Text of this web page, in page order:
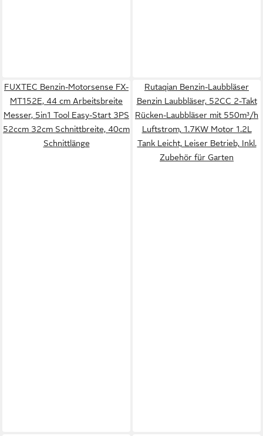
FUXTEC Benzin-Motorsense FX-
MT152E, 44 cm Arbeitsbreite
Messer, 5in1 Tool Easy-Start 3PS
52ccm 32cm Schnittbreite, 40cm
Schnittlänge
Rutaqian Benzin-Laubbläser
Benzin Laubbläser, 52CC 2-Takt
Rücken-Laubbläser mit 550m³/h
Luftstrom, 1.7KW Motor 1.2L
Tank Leicht, Leiser Betrieb, Inkl.
Zubehör für Garten